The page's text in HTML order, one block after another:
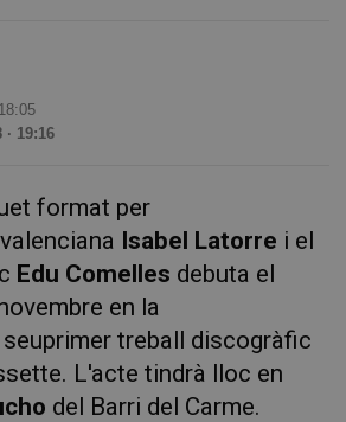
18:05
19:16
format per
valenciana Isabel Latorre i el
Edu Comelles debuta el
en la
seuprimer treball discogràfic
L'acte tindrà lloc en
del Barri del Carme.